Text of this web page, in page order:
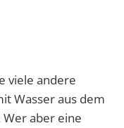
viele andere
Wasser aus dem
Wer aber eine